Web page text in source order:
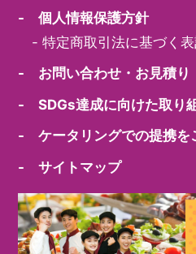
- 個人情報保護方針
-特定商取引法に基づく
- お問い合わせ・お見積り
- SDGs達成に向けた取り
- ケータリングでの提携を
- サイトマップ